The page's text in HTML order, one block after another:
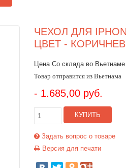
ЧЕХОЛ ДЛЯ
ЦВЕТ -
Цена Со склада во Вьетнаме
Товар отправится из Вьетнама
- 1.685,00 руб.
КУПИТЬ
Задать вопрос о товаре
Версия для печати